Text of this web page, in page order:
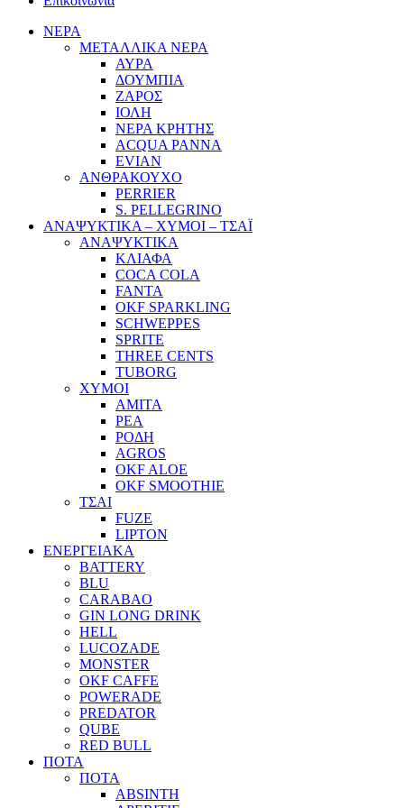
ΝΕΡΑ
ΜΕΤΑΛΛΙΚΑ ΝΕΡΑ
ΑΥΡΑ
ΔΟΥΜΠΙΑ
ΖΑΡΟΣ
ΙΟΛΗ
ΝΕΡΑ ΚΡΗΤΗΣ
ACQUA PANNA
EVIAN
ΑΝΘΡΑΚΟΥΧΟ
PERRIER
S. PELLEGRINO
ΑΝΑΨΥΚΤΙΚΑ – ΧΥΜΟΙ – ΤΣΑΪ
ΑΝΑΨΥΚΤΙΚΑ
ΚΛΙΑΦΑ
COCA COLA
FANTA
OKF SPARKLING
SCHWEPPES
SPRITE
THREE CENTS
TUBORG
ΧΥΜΟΙ
ΑΜΙΤΑ
ΡΕΑ
ΡΟΔΗ
AGROS
OKF ALOE
OKF SMOOTHIE
ΤΣΑΙ
FUZE
LIPTON
ΕΝΕΡΓΕΙΑΚΑ
BATTERY
BLU
CARABAO
GIN LONG DRINK
HELL
LUCOZADE
MONSTER
OKF CAFFE
POWERADE
PREDATOR
QUBE
RED BULL
ΠΟΤΑ
ΠΟΤΑ
ABSINTH